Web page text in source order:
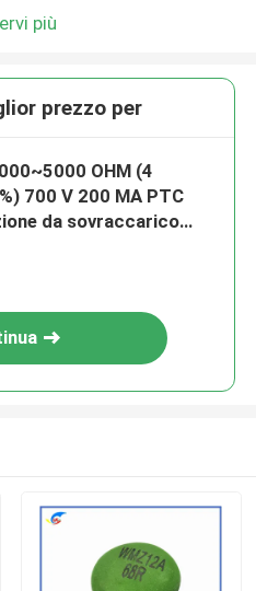
più
prezzo per
OHM (4
700 V 200 MA PTC
da sovraccarico